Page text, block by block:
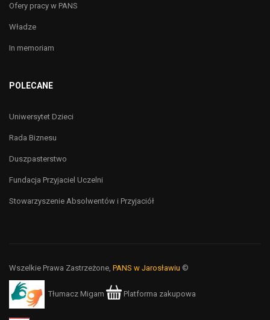
Ofery pracy w PANS
Władze
In memoriam
POLECANE
Uniwersytet Dzieci
Rada Biznesu
Duszpasterstwo
Fundacja Przyjaciel Uczelni
Stowarzyszenie Absolwentów i Przyjaciół
Wszelkie Prawa Zastrzeżone, PANS w Jarosławiu ©
Tłumacz Migam Platforma zakupowa